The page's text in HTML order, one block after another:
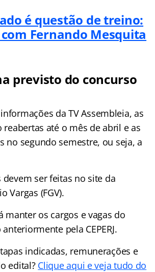
previsto do concurso
da TV Assembleia, as
reabertas até o mês de abril e as
no segundo semestre, ou seja, a
devem ser feitas no site da
Vargas (FGV).
manter os cargos e vagas do
pela CEPERJ.
indicadas, remunerações e
edital? Clique aqui e veja tudo do